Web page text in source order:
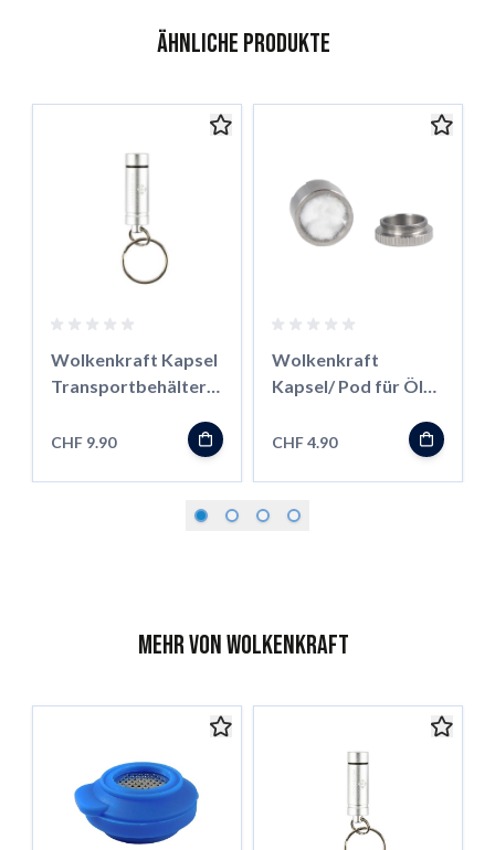
Ähnliche Produkte
Das Navigieren durch die Elemente des Karussells ist mit
Karussell überspringen
Zur Karussell-Navigation
Wolkenkraft Kapsel
Transportbehälter
CHF 9.90
Wolkenkraft
Kapsel/ Pod für Öle
CHF 4.90
Mehr von Wolkenkraft